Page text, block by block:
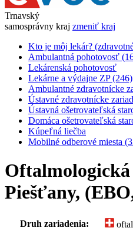
Trnavský
samosprávny kraj zmeniť kraj
Kto je môj lekár?
Ambulantná pohotovosť
Lekárenská pohotovosť
Lekárne a výdajne ZP (246)
Ambulantné zdravotnícke
Ústavné zdravotnícke
Ústavná ošetrovateľská
Domáca ošetrovateľská
Kúpeľná liečba
Mobilné odberové miesta
Piešťany,
Druh zariadenia: